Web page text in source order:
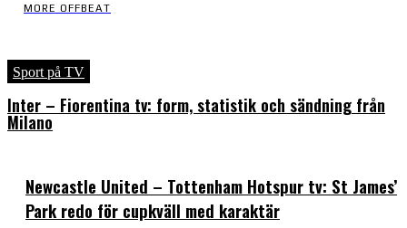
MORE OFFBEAT
Sport på TV
Inter – Fiorentina tv: form, statistik och sändning från
Milano
Newcastle United – Tottenham Hotspur tv: St James’
Park redo för cupkväll med karaktär